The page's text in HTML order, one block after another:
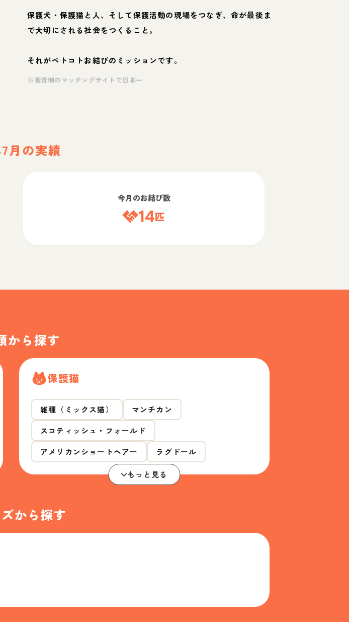
保護犬・保護猫と人、そして保護活動の現場をつなぎ、命が最後ま
で大切にされる社会をつくること。
それがペトコトお結びのミッションです。
※審査制のマッチングサイトで日本一
月の実績
今月のお結び数
14匹
から探す
保護猫
雑種（ミックス猫）
マンチカン
スコティッシュ・フォールド
アメリカンショートヘアー
ラグドール
もっと見る
から探す